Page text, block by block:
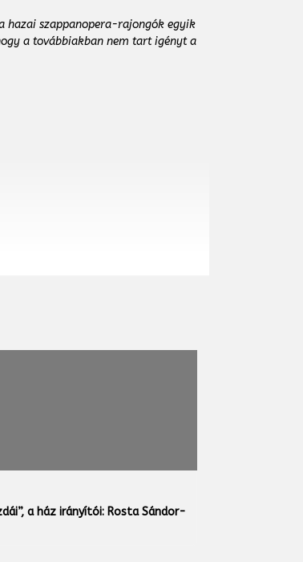
hazai szappanopera-rajongók egyik
a továbbiakban nem tart igényt a
a ház irányítói: Rosta Sándor-